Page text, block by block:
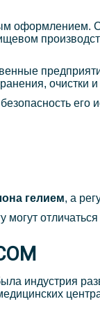
оформлением.
очистки и
его
гелием, а
могут
индустрия